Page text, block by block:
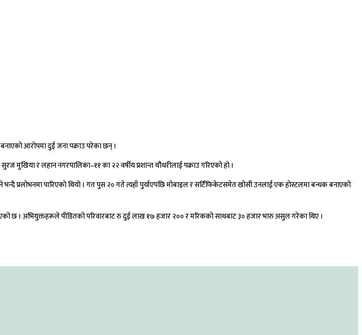
आरोपमा दुई जना पक्राउ परेका छन् ।
मुखिया र लहान नगरपालिका–११ का २२ वर्षीय प्रशान्त चौधरीलाई पक्राउ गरिएको हो ।
पारिएको थियो । गत पुस २० गते त्यहाँ पुर्याएपछि मोबाइल र सर्टिफिकेटसमेत खोसी उनलाई एक होस्टलमा बन्धक बनाएको
छ । अभियुक्तहरूले पीडितको परिवारबाट रु दुई लाख १७ हजार २०० र मरिकको साथबाट ३० हजार भारु असुल गरेका थिए ।